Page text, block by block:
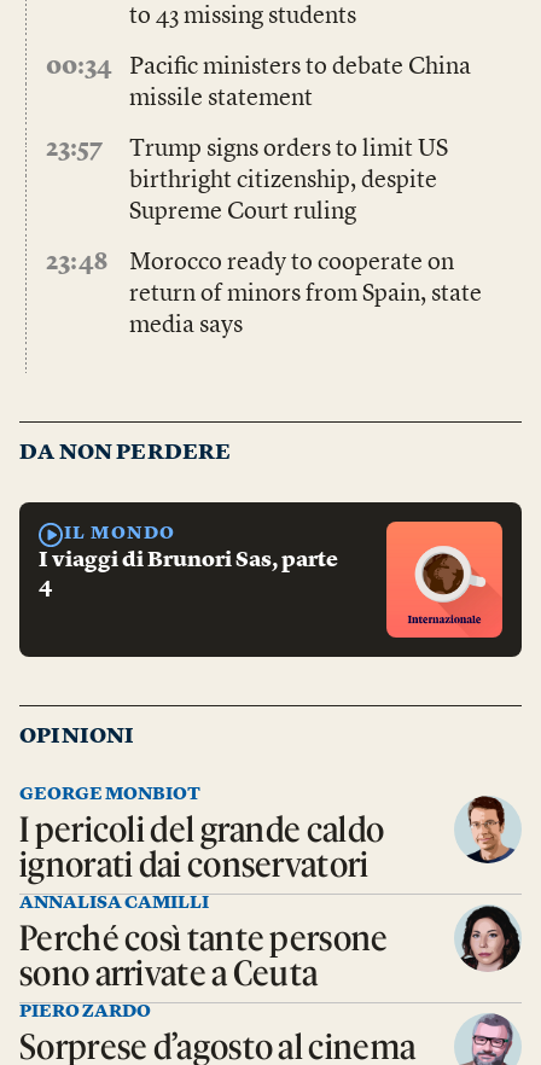
to 43 missing students
00:34
Pacific ministers to debate China
missile statement
23:57
Trump signs orders to limit US
birthright citizenship, despite
Supreme Court ruling
23:48
Morocco ready to cooperate on
return of minors from Spain, state
media says
DA NON PERDERE
IL MONDO
I viaggi di Brunori Sas, parte
4
OPINIONI
GEORGE MONBIOT
I pericoli del grande caldo
ignorati dai conservatori
ANNALISA CAMILLI
Perché così tante persone
sono arrivate a Ceuta
PIERO ZARDO
Sorprese d’agosto al cinema